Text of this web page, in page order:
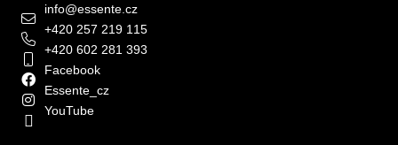
b
u
j
e
info@essente.cz
+420 257 219 115
+420 602 281 393
Facebook
Essente_cz
YouTube